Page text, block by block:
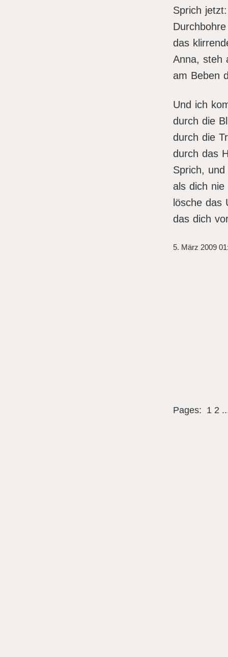
Sprich
das
Anna, steh
am Beben
Und ich
durch die
durch die
durch das
Sprich,
als dich nie
lösche das
das dich
5. März 2009
Pages: 1 2